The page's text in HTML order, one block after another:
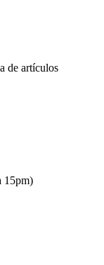
de artículos
15pm)